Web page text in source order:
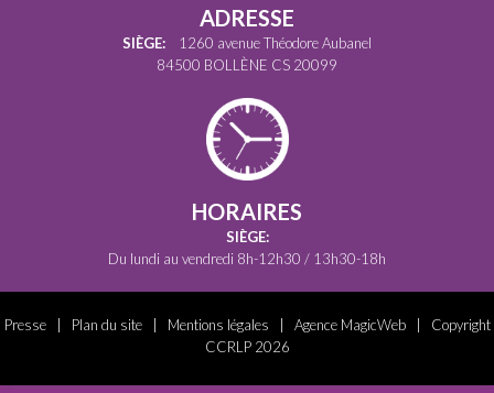
ADRESSE
SIÈGE: 1260 avenue Théodore Aubanel
84500 BOLLÈNE CS 20099
HORAIRES
SIÈGE:
Du lundi au vendredi 8h-12h30 / 13h30-18h
Presse| Plan du site| Mentions légales Agence MagicWeb| Copyright
CCRLP 2026